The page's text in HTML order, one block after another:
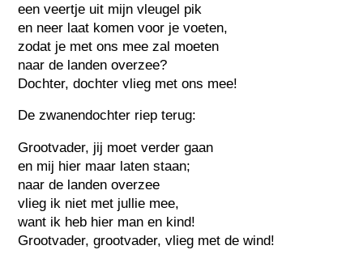
een veertje uit mijn vleugel pik
en neer laat komen voor je voeten,
zodat je met ons mee zal moeten
naar de landen overzee?
Dochter, dochter vlieg met ons mee!
De zwanendochter riep terug:
Grootvader, jij moet verder gaan
en mij hier maar laten staan;
naar de landen overzee
vlieg ik niet met jullie mee,
want ik heb hier man en kind!
Grootvader, grootvader, vlieg met de wind!